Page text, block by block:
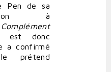
Pen de sa
à
Complément
donc
a confirmé
prétend